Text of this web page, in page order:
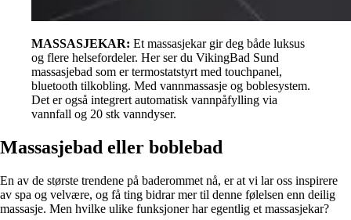
MASSASJEKAR: Et massasjekar gir deg både luksus
og flere helsefordeler. Her ser du VikingBad Sund
massasjebad som er termostatstyrt med touchpanel,
bluetooth tilkobling. Med vannmassasje og boblesystem.
Det er også integrert automatisk vannpåfylling via
vannfall og 20 stk vanndyser.
Massasjebad eller boblebad
En av de største trendene på baderommet nå, er at vi lar oss inspirere
av spa og velvære, og få ting bidrar mer til denne følelsen enn deilig
massasje. Men hvilke ulike funksjoner har egentlig et massasjekar?